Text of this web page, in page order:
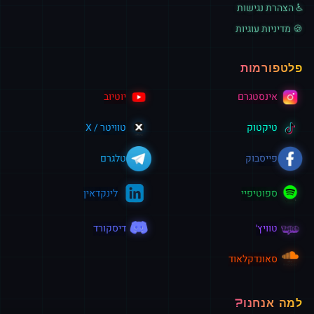
♿ הצהרת נגישות
🍪 מדיניות עוגיות
פלטפורמות
אינסטגרם יוטיוב
טיקטוק טוויטר / X
פייסבוק טלגרם
ספוטיפיי לינקדאין
טוויץ׳ דיסקורד
סאונדקלאוד
למה אנחנו?